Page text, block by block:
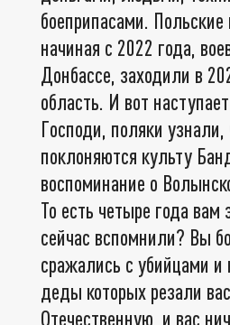
боеприпасами.
начиная с 2022 года,
Донбассе, заходили в
область. И вот
Господи, поляки
поклоняются культу
воспоминание о
То есть четыре года
сейчас вспомнили? Вы
сражались с убийцами и
деды которых резали
Отечественную, и вас